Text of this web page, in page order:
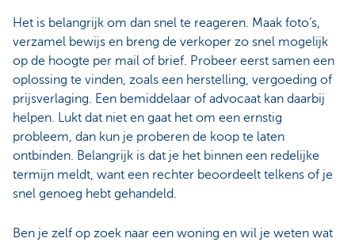
Het is belangrijk om dan snel te reageren. Maak foto’s,
verzamel bewijs en breng de verkoper zo snel mogelijk
op de hoogte per mail of brief. Probeer eerst samen een
oplossing te vinden, zoals een herstelling, vergoeding of
prijsverlaging. Een bemiddelaar of advocaat kan daarbij
helpen. Lukt dat niet en gaat het om een ernstig
probleem, dan kun je proberen de koop te laten
ontbinden. Belangrijk is dat je het binnen een redelijke
termijn meldt, want een rechter beoordeelt telkens of je
snel genoeg hebt gehandeld.
Ben je zelf op zoek naar een woning en wil je weten wat